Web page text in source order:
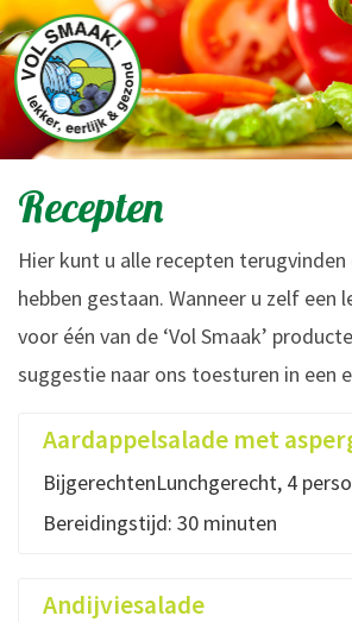
Recepten
Hier kunt u alle recepten
hebben gestaan. Wanneer u zelf een
voor één van de ‘Vol Smaak’
suggestie naar ons toesturen in een
Aardappelsalade met
BijgerechtenLunchgerecht, 4
Bereidingstijd: 30 minuten
Andijviesalade